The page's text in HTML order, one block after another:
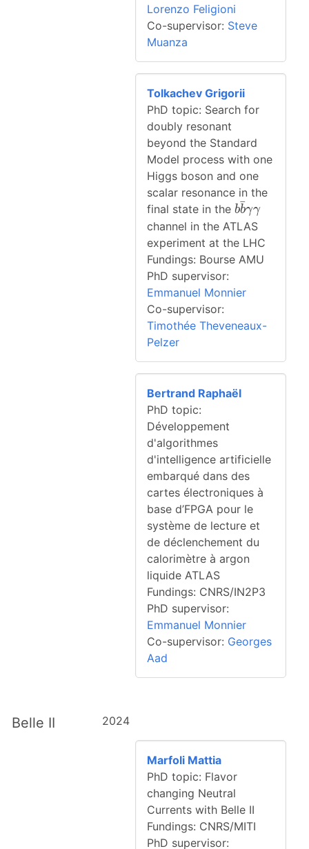
Lorenzo Feligioni
Co-supervisor: Steve
Muanza
Tolkachev Grigorii
PhD topic: Search for
doubly resonant
beyond the Standard
Model process with one
Higgs boson and one
scalar resonance in the
final state in theb \bar{b}
bb
ˉγγ
channel in the ATLAS
experiment at the LHC
Fundings: Bourse AMU
PhD supervisor:
Emmanuel Monnier
Co-supervisor:
Timothée Theveneaux-
Pelzer
Bertrand Raphaël
PhD topic:
Développement
d'algorithmes
d'intelligence artificielle
embarqué dans des
cartes électroniques à
base d’FPGA pour le
système de lecture et
de déclenchement du
calorimètre à argon
liquide ATLAS
Fundings: CNRS/IN2P3
PhD supervisor:
Emmanuel Monnier
Co-supervisor: Georges
Aad
Belle II 2024
Marfoli Mattia
PhD topic: Flavor
changing Neutral
Currents with Belle II
Fundings: CNRS/MITI
PhD supervisor: